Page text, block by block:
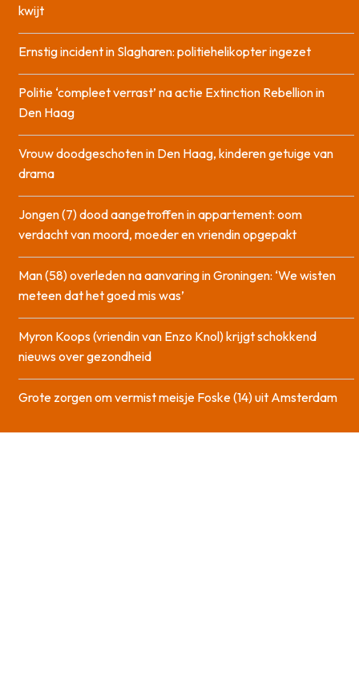
kwijt
Ernstig incident in Slagharen: politiehelikopter ingezet
Politie ‘compleet verrast’ na actie Extinction Rebellion in
Den Haag
Vrouw doodgeschoten in Den Haag, kinderen getuige van
drama
Jongen (7) dood aangetroffen in appartement: oom
verdacht van moord, moeder en vriendin opgepakt
Man (58) overleden na aanvaring in Groningen: ‘We wisten
meteen dat het goed mis was’
Myron Koops (vriendin van Enzo Knol) krijgt schokkend
nieuws over gezondheid
Grote zorgen om vermist meisje Foske (14) uit Amsterdam